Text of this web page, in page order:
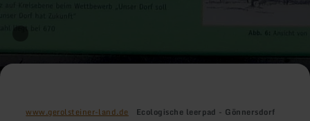
www.gerolsteiner-land.de Ecologische leerpad - Gönnersdorf